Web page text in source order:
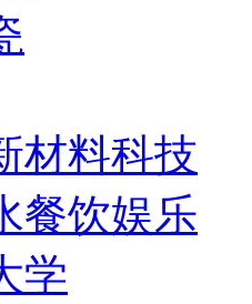
材料科技
餐饮娱乐
学